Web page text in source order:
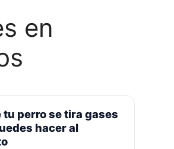
en
tu perro se tira gases
hacer al